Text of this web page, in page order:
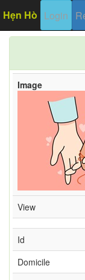
Hẹn Hò Login
Image
View
Id
Domicile